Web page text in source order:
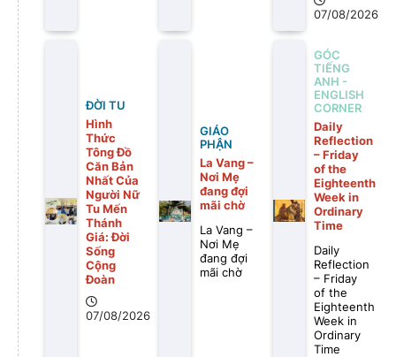
07/08/2026
ĐỜI TU
Hình
Thức
Tông Đồ
Căn Bản
Nhất Của
Người Nữ
Tu Mến
Thánh
Giá: Đời
Sống
Cộng
Đoàn
07/08/2026
GIÁO
PHẬN
La Vang –
Nơi Mẹ
đang đợi
mãi chờ
La Vang –
Nơi Mẹ
đang đợi
mãi chờ
GÓC
TIẾNG
ANH -
ENGLISH
CORNER
Daily
Reflection
– Friday
of the
Eighteenth
Week in
Ordinary
Time
Daily
Reflection
– Friday
of the
Eighteenth
Week in
Ordinary
Time